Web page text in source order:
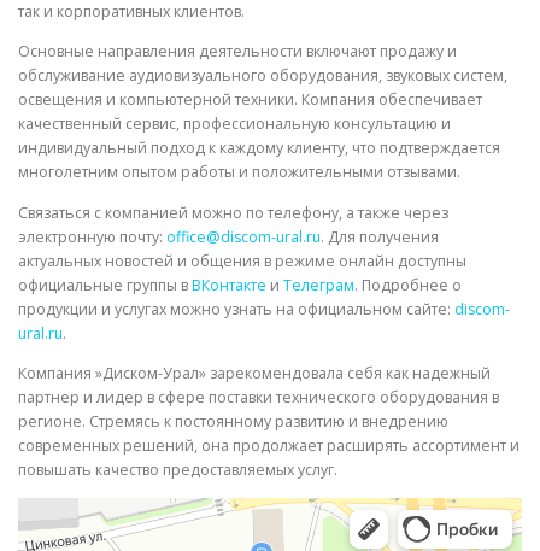
так и корпоративных клиентов.
Основные направления деятельности включают продажу и
обслуживание аудиовизуального оборудования, звуковых систем,
освещения и компьютерной техники. Компания обеспечивает
качественный сервис, профессиональную консультацию и
индивидуальный подход к каждому клиенту, что подтверждается
многолетним опытом работы и положительными отзывами.
Связаться с компанией можно по телефону, а также через
электронную почту: office@discom-ural.ru. Для получения
актуальных новостей и общения в режиме онлайн доступны
официальные группы вВКонтакте и Телеграм. Подробнее о
продукции и услугах можно узнать на официальном сайте: discom-
ural.ru.
Компания »Диском-Урал» зарекомендовала себя как надежный
партнер и лидер в сфере поставки технического оборудования в
регионе. Стремясь к постоянному развитию и внедрению
современных решений, она продолжает расширять ассортимент и
повышать качество предоставляемых услуг.